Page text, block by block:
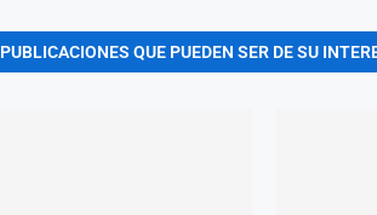
PUBLICACIONES QUE PUEDEN SER DE SU